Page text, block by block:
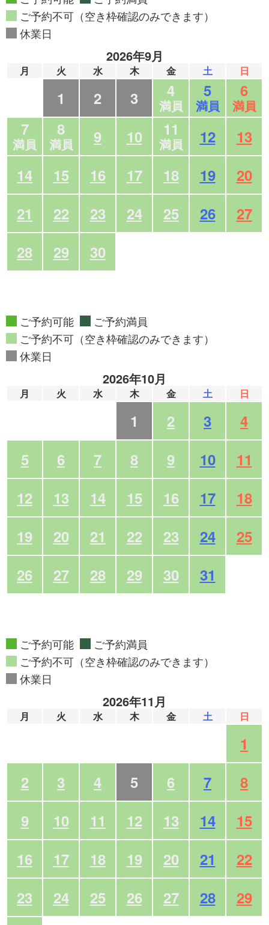
ご予約不可（空き枠確認のみできます）
休業日
2026年9月
月 火 水 木 金 土 日
1 2 3 4
満員
5
満員
6
満員
7
満員
8
満員 9 10 11
満員 12
13
14
15 16 17 18 19
20
21
22 23 24 25 26
27
28
29 30
ご予約可能
ご予約満員
ご予約不可（空き枠確認のみできます）
休業日
2026年10月
月 火 水 木 金 土 日
1 2 3
4
5
6 7 8 9 10
11
12
13 14 15 16 17
18
19
20 21 22 23 24
25
26
27 28 29 30 31
ご予約可能
ご予約満員
ご予約不可（空き枠確認のみできます）
休業日
2026年11月
月 火 水 木 金 土 日
1
2
3 4 5 6 7
8
9
10 11 12 13 14
15
16
17 18 19 20 21
22
23
24 25 26 27 28
29